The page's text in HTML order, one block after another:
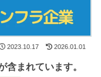
2023.10.17 2026.01.01
まれています。